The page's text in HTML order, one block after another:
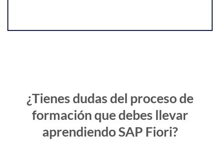
¿Tienes dudas del proceso de
formación que debes llevar
aprendiendo SAP Fiori?